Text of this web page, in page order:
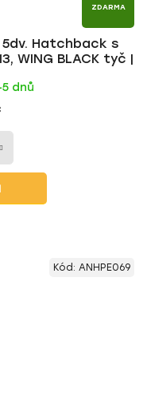
ZDARMA
Hatchback s
WING BLACK tyč |
dnů
Kód: ANHPE069